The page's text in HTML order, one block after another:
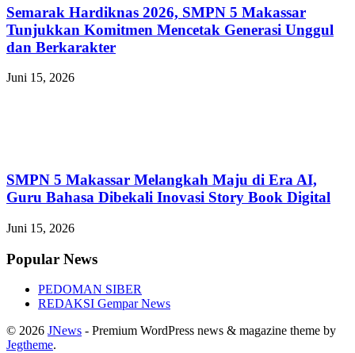
Semarak Hardiknas 2026, SMPN 5 Makassar
Tunjukkan Komitmen Mencetak Generasi Unggul
dan Berkarakter
Juni 15, 2026
SMPN 5 Makassar Melangkah Maju di Era AI,
Guru Bahasa Dibekali Inovasi Story Book Digital
Juni 15, 2026
Popular News
PEDOMAN SIBER
REDAKSI Gempar News
© 2026 JNews - Premium WordPress news & magazine theme by
Jegtheme.